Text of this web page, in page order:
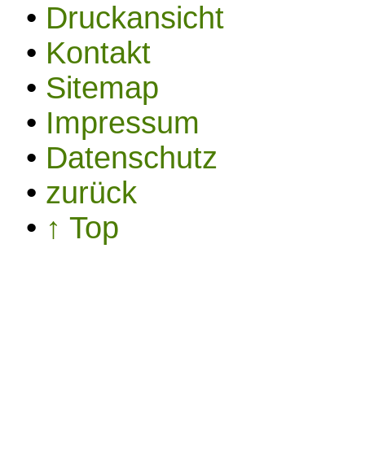
• Druckansicht
• Kontakt
• Sitemap
• Impressum
• Datenschutz
• zurück
• ↑ Top